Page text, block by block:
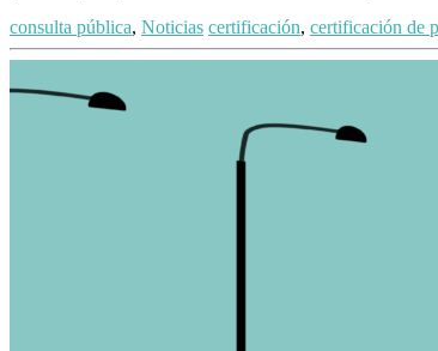
consulta pública, Noticias certificación, certificación de